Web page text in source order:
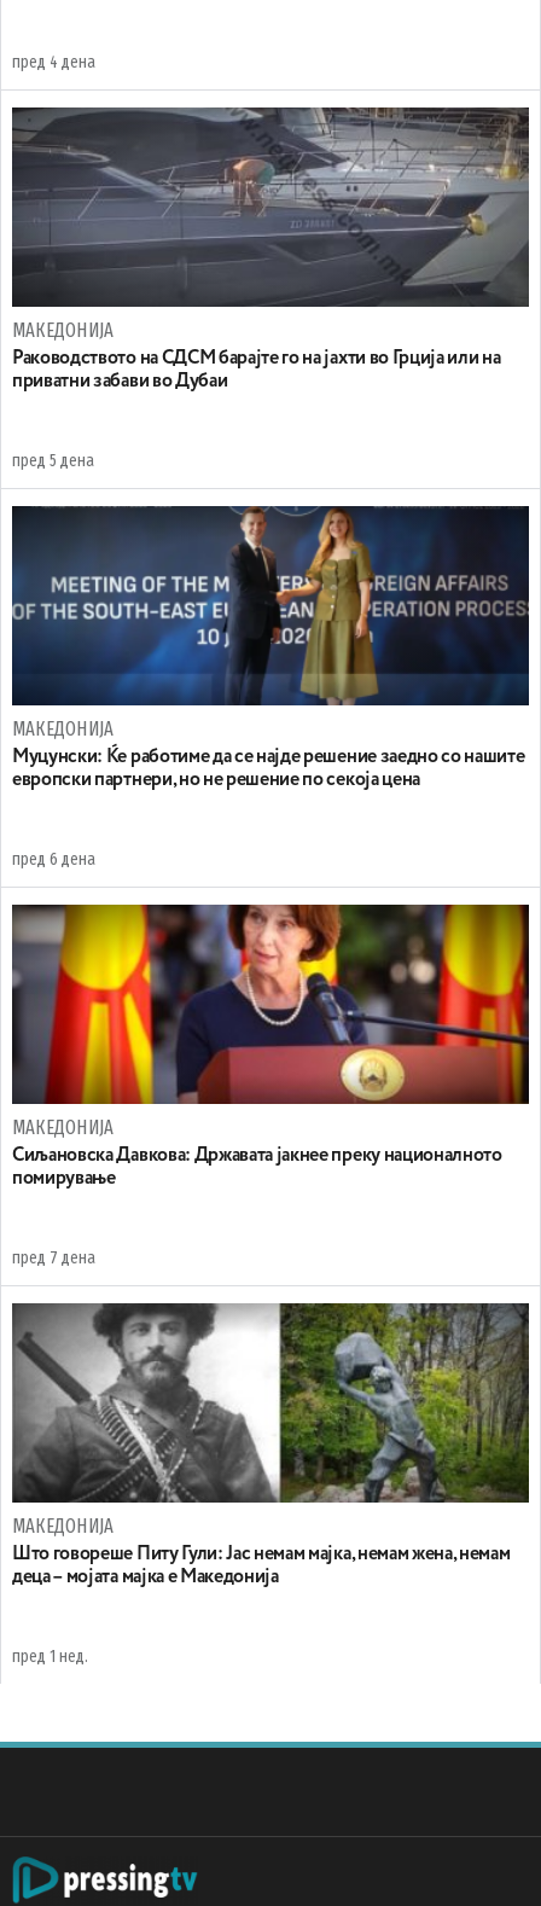
пред 4 дена
МАКЕДОНИЈА
Раководството на СДСМ барајте го на јахти во Грција или на
приватни забави во Дубаи
пред 5 дена
МАКЕДОНИЈА
Муцунски: Ќе работиме да се најде решение заедно со нашите
европски партнери, но не решение по секоја цена
пред 6 дена
МАКЕДОНИЈА
Сиљановска Давкова: Државата јакнее преку националното
помирување
пред 7 дена
МАКЕДОНИЈА
Што говореше Питу Гули: Јас немам мајка, немам жена, немам
деца – мојата мајка е Македонија
пред 1 нед.